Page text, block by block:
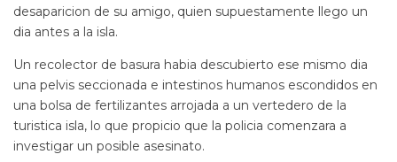
desaparicion de su amigo, quien supuestamente llego un
dia antes a la isla.
Un recolector de basura habia descubierto ese mismo dia
una pelvis seccionada e intestinos humanos escondidos en
una bolsa de fertilizantes arrojada a un vertedero de la
turistica isla, lo que propicio que la policia comenzara a
investigar un posible asesinato.